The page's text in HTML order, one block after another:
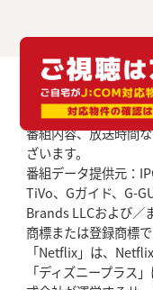
番組内容、放送時間
ざいます。
番組データ提供元：
TiVo、Gガイド、G-
Brands LLCおよび／
商標または登録商標で
「Netflix」は、
「ディズニープラス